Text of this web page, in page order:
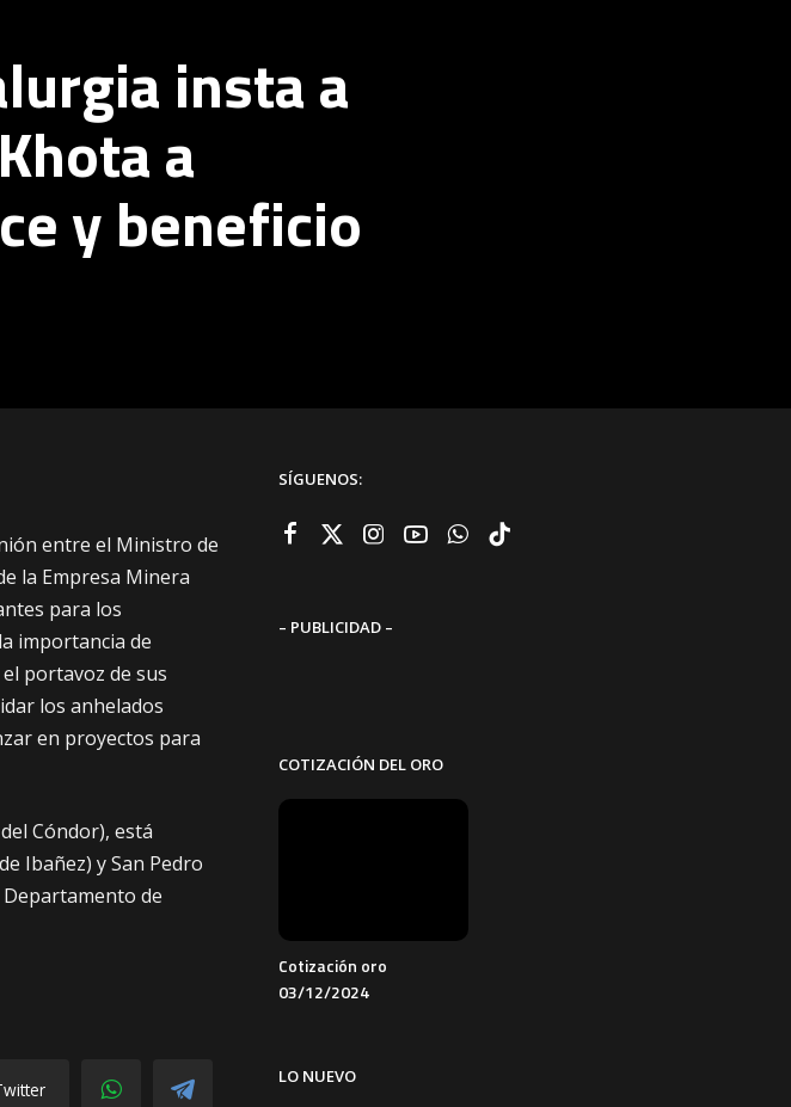
insta a
a
y beneficio
entre el Ministro de
la Empresa Minera
para los
importancia de
portavoz de sus
los anhelados
en proyectos para
Cóndor), está
Ibañez) y San Pedro
de
SÍGUENOS:
– PUBLICIDAD –
COTIZACIÓN DEL ORO
Cotización oro
03/12/2024
LO NUEVO